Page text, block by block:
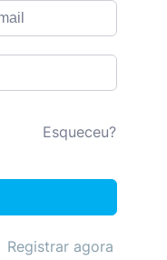
Esqueceu?
Registrar agora